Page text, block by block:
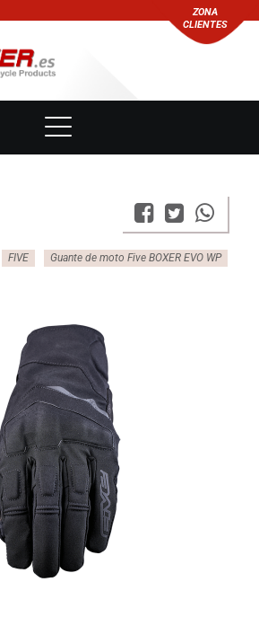
ZONA
CLIENTES
FIVE Guante de moto Five BOXER EVO WP